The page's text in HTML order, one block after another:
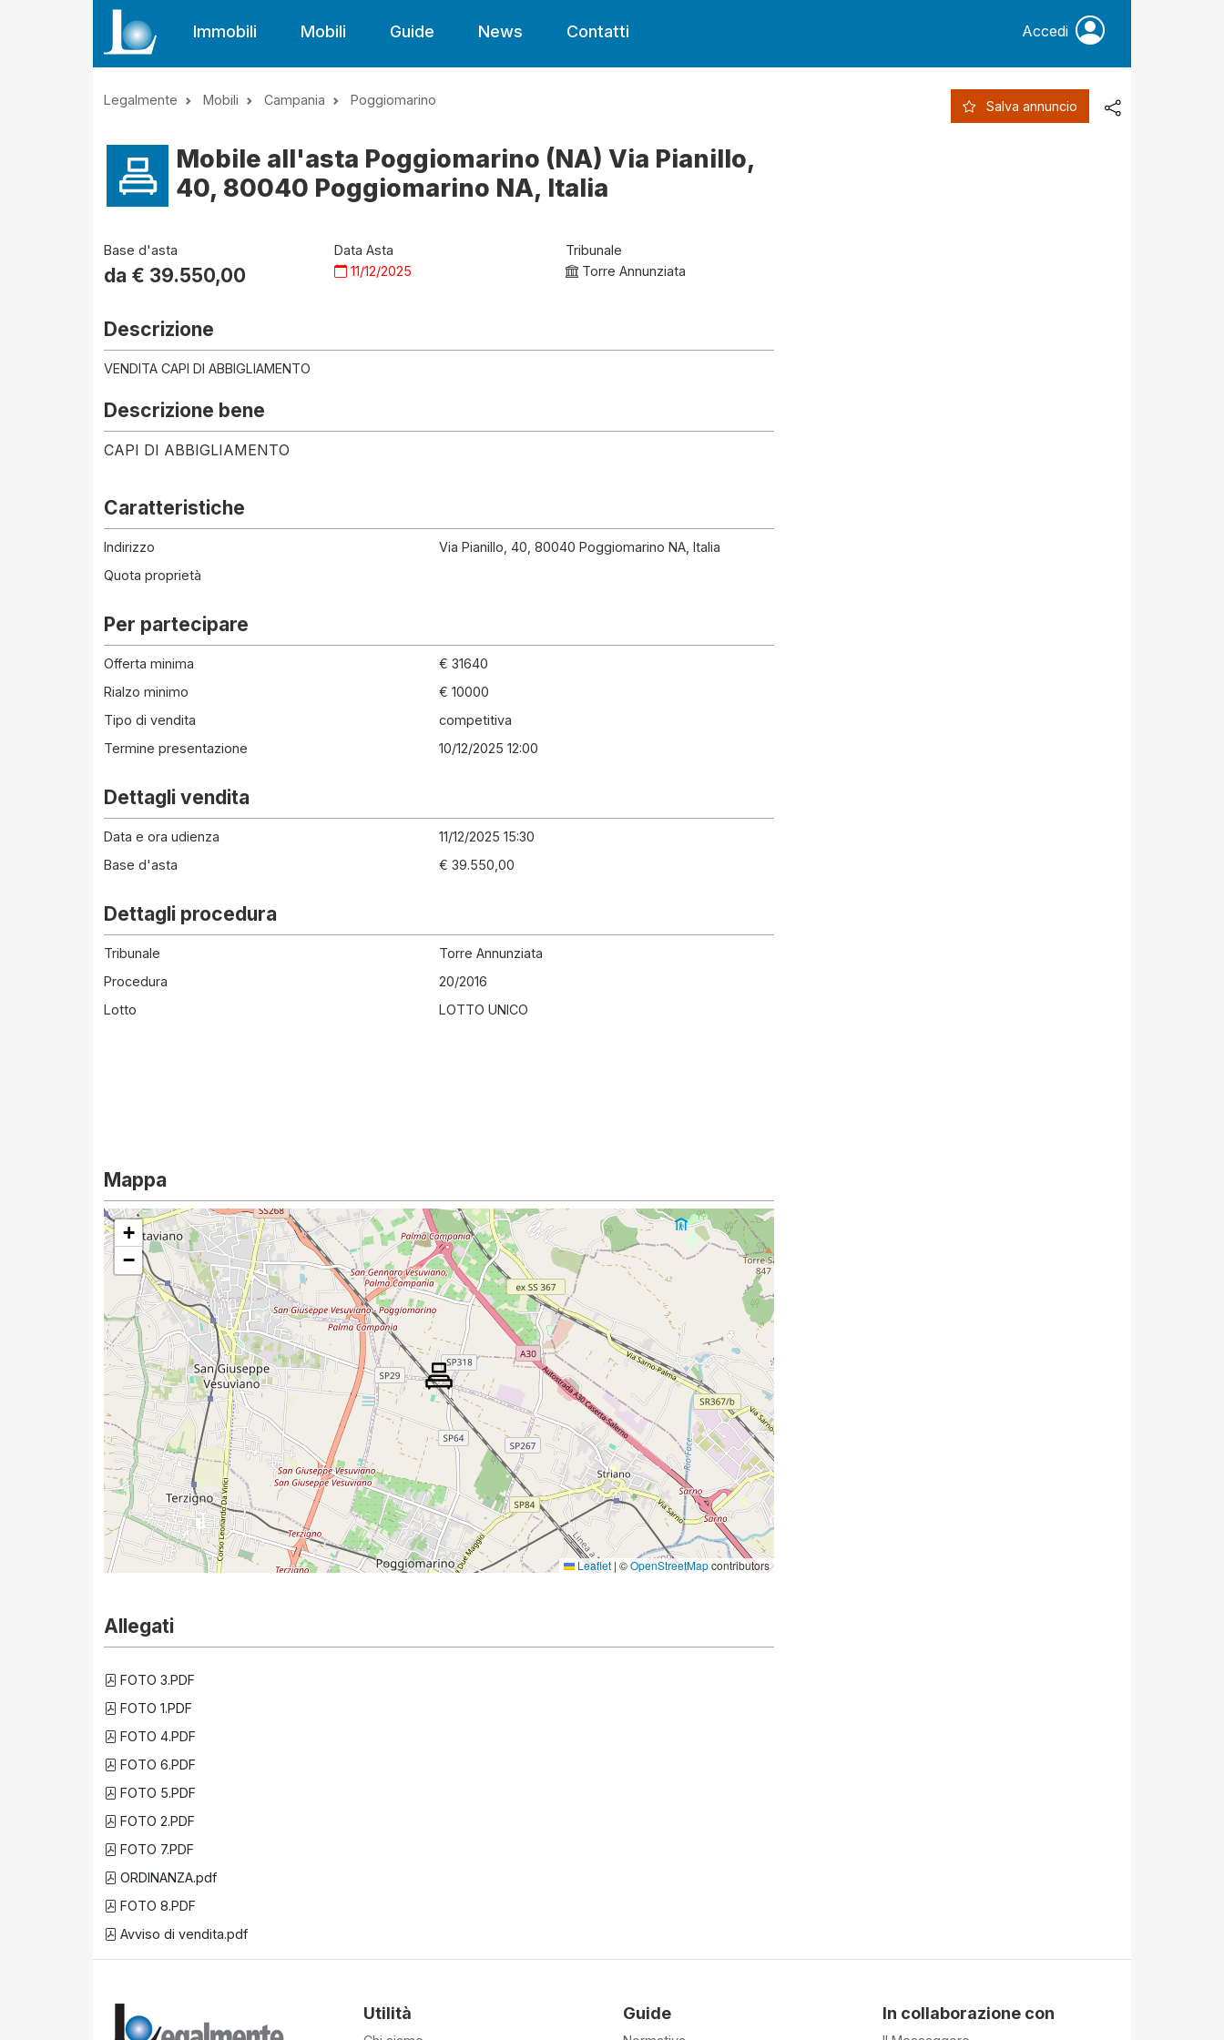
Immobili Mobili Guide News Contatti Accedi
Legalmente Mobili Campania Poggiomarino Salva annuncio
Mobile all'asta Poggiomarino (NA) Via Pianillo,
40, 80040 Poggiomarino NA, Italia
Base d'asta
da € 39.550,00
Data Asta
11/12/2025
Tribunale
Torre Annunziata
Descrizione
VENDITA CAPI DI ABBIGLIAMENTO
Descrizione bene
CAPI DI ABBIGLIAMENTO
Caratteristiche
Indirizzo
Via Pianillo, 40, 80040 Poggiomarino NA, Italia
Quota proprietà
Per partecipare
Offerta minima
€ 31640
Rialzo minimo
€ 10000
Tipo di vendita
competitiva
Termine presentazione
10/12/2025 12:00
Dettagli vendita
Data e ora udienza
11/12/2025 15:30
Base d'asta
€ 39.550,00
Dettagli procedura
Tribunale
Torre Annunziata
Procedura
20/2016
Lotto
LOTTO UNICO
Mappa
+
−
Leaflet | ©OpenStreetMapcontributors
Allegati
FOTO 3.PDF
FOTO 1.PDF
FOTO 4.PDF
FOTO 6.PDF
FOTO 5.PDF
FOTO 2.PDF
FOTO 7.PDF
ORDINANZA.pdf
FOTO 8.PDF
Avviso di vendita.pdf
Utilità Guide In collaborazione con